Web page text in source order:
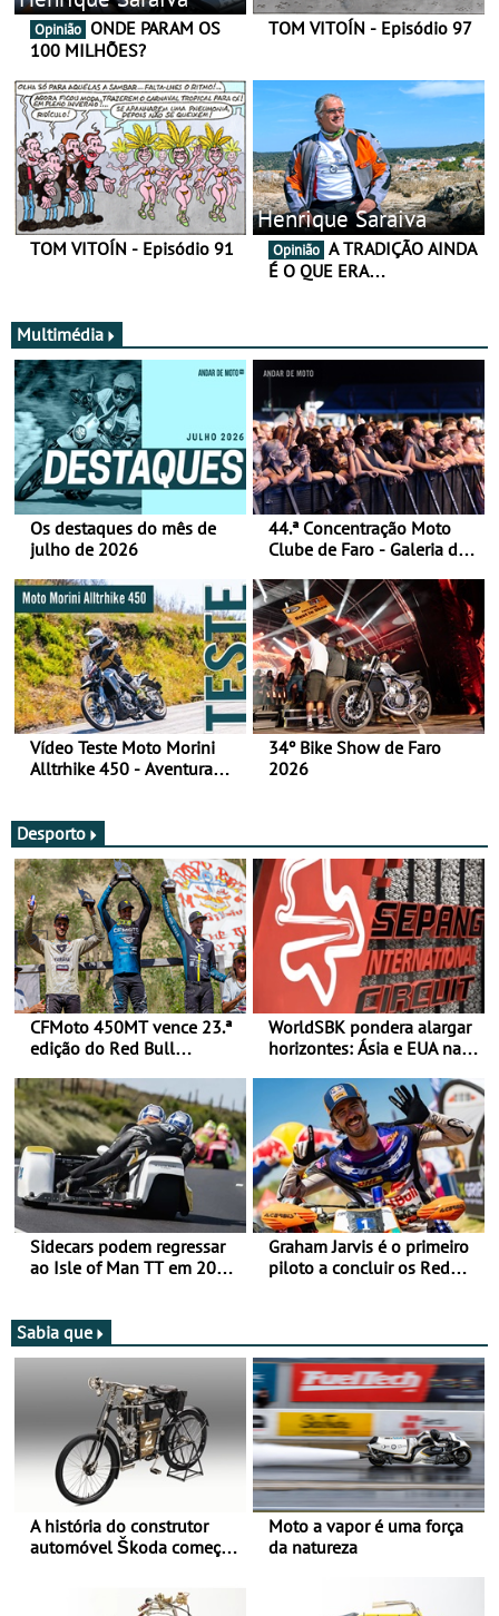
Opinião
100 MILHÕES?
TOM VITOÍN - Episódio 97
TOM VITOÍN - Episódio 91
Henrique Saraiva
Opinião
É O QUE ERA…
Multimédia
Os destaques do mês de
julho de 2026
44.ª Concentração Moto
Clube de Faro - Galeria de
Vídeo Teste Moto Morini
Alltrhike 450 - Aventura
34º Bike Show de Faro
2026
Desporto
CFMoto 450MT vence 23.ª
edição do Red Bull
Categorias Adventure -
Vitória na Ultimate, Core e
Lite
WorldSBK pondera alargar
horizontes: Ásia e EUA na
Sidecars podem regressar
ao Isle of Man TT em 2027
Graham Jarvis é o primeiro
piloto a concluir os Red
Sabia que
A história do construtor
automóvel Škoda começou
Moto a vapor é uma força
da natureza